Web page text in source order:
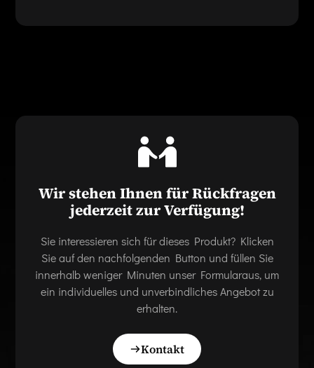
Wir stehen Ihnen für Rückfragen
jederzeit zur Verfügung!
Sie interessieren sich für dieses Produkt? Klicken
Sie auf den nachfolgenden Button und füllen Sie
innerhalb weniger Minuten unser Formularaus, um
ein individuelles und unverbindliches Angebot zu
erhalten.
Kontakt